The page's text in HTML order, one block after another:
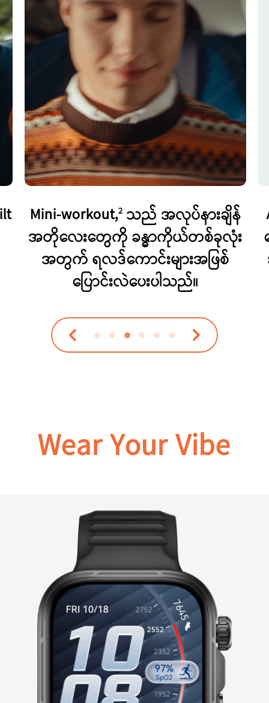
Mini-workout,2သည် အလုပ်နားချိန်
အတိုလေးတွေကို ခန္ဓာကိုယ်တစ်ခုလုံး
အတွက် ရလဒ်ကောင်းများအဖြစ်
ပြောင်းလဲပေးပါသည်။
Wear Your Vibe